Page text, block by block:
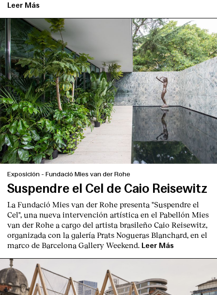
Leer Más
Exposición - Fundació Mies van der Rohe
Suspendre el Cel de Caio Reisewitz
La Fundació Mies van der Rohe presenta "Suspendre el
Cel", una nueva intervención artística en el Pabellón Mies
van der Rohe a cargo del artista brasileño Caio Reisewitz,
organizada con la galería Prats Nogueras Blanchard, en el
marco de Barcelona Gallery Weekend. Leer Más